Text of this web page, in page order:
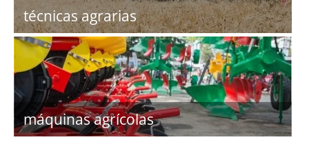
técnicas agrarias
máquinas agrícolas